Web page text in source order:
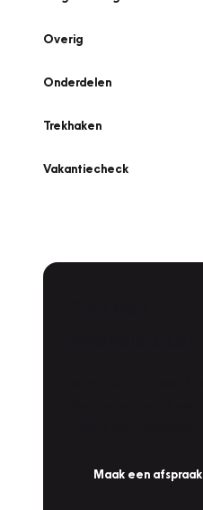
Overig
Onderdelen
Trekhaken
Vakantiecheck
Maak een afspraak